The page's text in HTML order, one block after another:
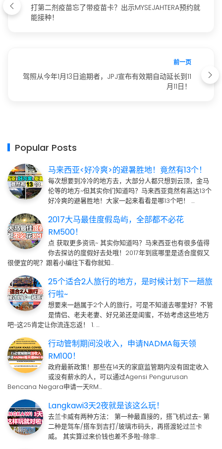
打第二剂疫苗忘了带疫苗卡？出示MYSEJAHTERA预约就
能接种！
前一页
驾照从今年1月13日逾期者，JPJ宣布有效期自动延长到11
月11日！
Popular Posts
马来西亚<好冷爽>的避暑胜地！竟然有13个！
每次想要到冷冷的地方去，大部分人都只想到云顶，金马
伦等的地方~但其实你们知道吗？马来西亚竟然有高达13个
好冷爽的避暑胜地！大家一起来看看是哪13个吧！ …
2017大马最佳度假岛屿，全部都不必花
RM500！
点 获取更多资讯~ 其实你知道吗？马来西亚也有很多值得
你去探访的度假好去处哦！2017年到底哪里是适合度假又
很便宜的呢？跟着小编往下看你就知…
25个适合2人旅行的地方，是时候计划下一趟旅
行啦~
想要来一趟属于2个人的旅行，可是不知道去哪里好？不管
是情侣、老夫老妻、好兄弟还是闺蜜，不妨考虑这些地方
吧~这25肯定让你流连忘返！ 1. …
行动管制期间没收入，申请NADMA每天领
RM100！
政府最新政策！那些在14天的家庭监管期内没有固定收入
或没有薪水的人，可以通过Agensi Pengurusan
Bencana Negara申请一天RM…
Langkawi3天2夜就是该这么玩！
去兰卡威有两种方法： 第一种最直接的，搭飞机过去~ 第
二种是驾车/搭车到吉打/玻璃市码头，再搭渡轮过兰卡
威。 其实算过来价钱也差不多啦~除非…